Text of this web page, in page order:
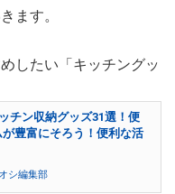
ます。
したい「キッチングッ
チン収納グッズ31選！便
豊富にそろう！便利な活
シ編集部